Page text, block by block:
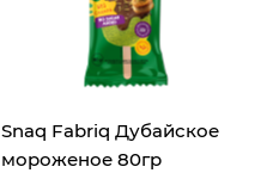
Snaq Fabriq Дубайское
мороженое 80гр